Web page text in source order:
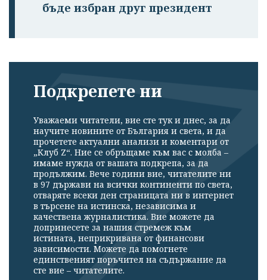
бъде избран друг президент
Подкрепете ни
Уважаеми читатели, вие сте тук и днес, за да
научите новините от България и света, и да
прочетете актуални анализи и коментари от
„Клуб Z“. Ние се обръщаме към вас с молба –
имаме нужда от вашата подкрепа, за да
продължим. Вече години вие, читателите ни
в 97 държави на всички континенти по света,
отваряте всеки ден страницата ни в интернет
в търсене на истинска, независима и
качествена журналистика. Вие можете да
допринесете за нашия стремеж към
истината, неприкривана от финансови
зависимости. Можете да помогнете
единственият поръчител на съдържание да
сте вие – читателите.